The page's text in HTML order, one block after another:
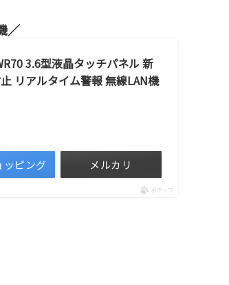
3.6型液晶タッチパネル 新
リアルタイム警報 無線LAN機
ッピング メルカリ
ポチップ